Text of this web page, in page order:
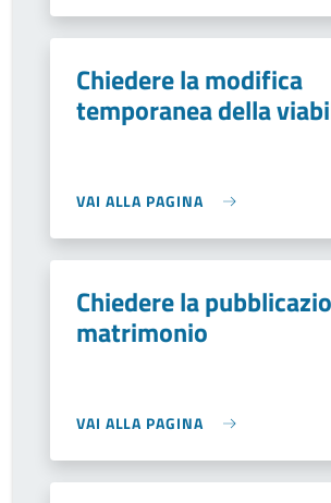
Chiedere la modifica
temporanea della
VAI ALLA PAGINA
Chiedere la
matrimonio
VAI ALLA PAGINA